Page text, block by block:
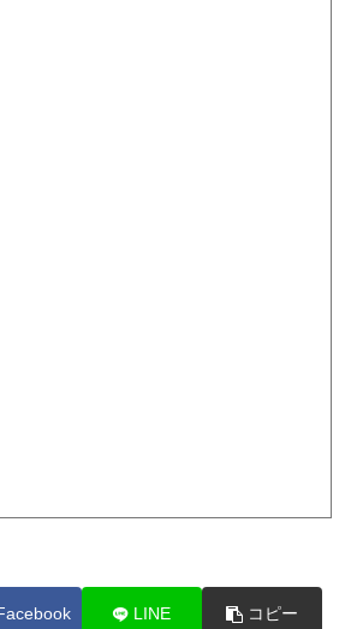
LINE コピー